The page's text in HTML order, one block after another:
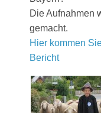
Die Aufnahmen
gemacht.
Hier kommen
Bericht